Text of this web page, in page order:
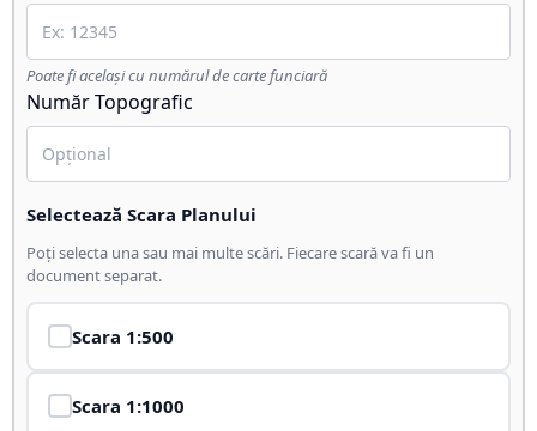
Poate fi același cu numărul de carte funciară
Număr Topografic
Selectează Scara Planului
Poți selecta una sau mai multe scări. Fiecare scară va fi un
document separat.
Scara 1:500
Scara 1:1000